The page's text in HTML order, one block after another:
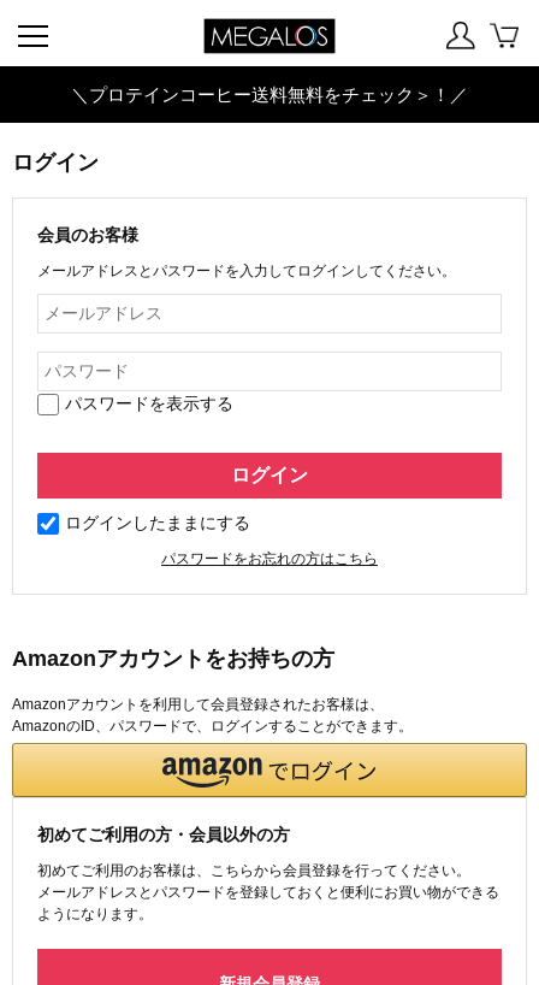
＼プロテインコーヒー送料無料をチェック＞！／
ログイン
会員のお客様
メールアドレスとパスワードを入力してログインしてください。
パスワードを表示する
ログインしたままにする
パスワードをお忘れの方はこちら
Amazonアカウントをお持ちの方
Amazonアカウントを利用して会員登録されたお客様は、
AmazonのID、パスワードで、ログインすることができます。
初めてご利用の方・会員以外の方
初めてご利用のお客様は、こちらから会員登録を行ってください。
メールアドレスとパスワードを登録しておくと便利にお買い物ができる
ようになります。